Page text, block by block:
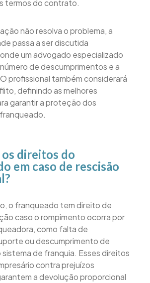
termos do contrato.
não resolva o problema, a
passa a ser discutida
um advogado especializado
de descumprimentos e a
profissional também considerará
definindo as melhores
garantir a proteção dos
os direitos do
em caso de rescisão
o franqueado tem direito de
caso o rompimento ocorra por
como falta de
ou descumprimento de
de franquia. Esses direitos
contra prejuízos
a devolução proporcional